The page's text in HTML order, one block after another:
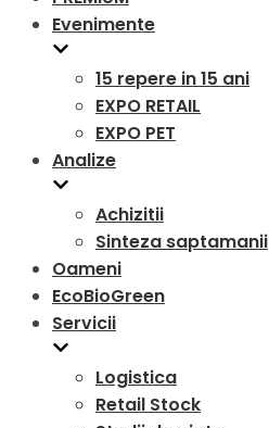
Evenimente
15 repere in 15 ani
EXPO RETAIL
EXPO PET
Analize
Achizitii
Sinteza saptamanii
Oameni
EcoBioGreen
Servicii
Logistica
Retail Stock